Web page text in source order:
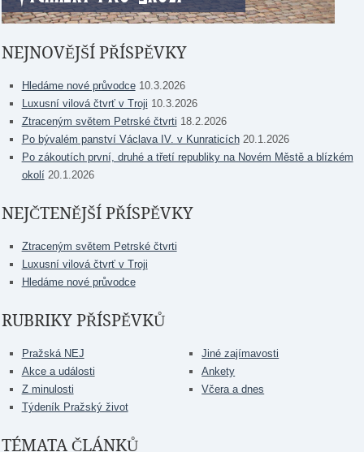
NEJNOVĚJŠÍ PŘÍSPĚVKY
Hledáme nové průvodce 10.3.2026
Luxusní vilová čtvrť v Troji 10.3.2026
Ztraceným světem Petrské čtvrti 18.2.2026
Po bývalém panství Václava IV. v Kunraticích 20.1.2026
Po zákoutích první, druhé a třetí republiky na Novém Městě a blízkém
okolí 20.1.2026
NEJČTENĚJŠÍ PŘÍSPĚVKY
Ztraceným světem Petrské čtvrti
Luxusní vilová čtvrť v Troji
Hledáme nové průvodce
RUBRIKY PŘÍSPĚVKŮ
Pražská NEJ
Akce a události
Z minulosti
Týdeník Pražský život
Jiné zajímavosti
Ankety
Včera a dnes
TÉMATA ČLÁNKŮ